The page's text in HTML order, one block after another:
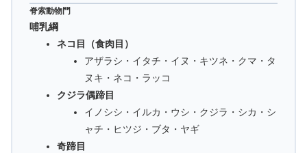
脊索動物門
哺乳綱
ネコ目（食肉目）
アザラシ・イタチ・イヌ・キツネ・クマ・タ
ヌキ・ネコ・ラッコ
クジラ偶蹄目
イノシシ・イルカ・ウシ・クジラ・シカ・シ
ャチ・ヒツジ・ブタ・ヤギ
奇蹄目